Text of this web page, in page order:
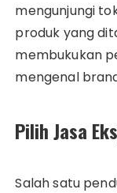
mengunjungi
produk yang
membukukan
mengenal
Pilih Jasa
Salah satu